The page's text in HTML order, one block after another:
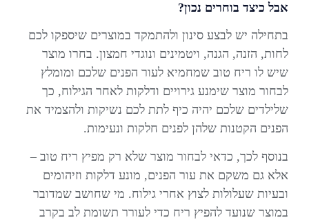
אבל כיצד בוחרים נכון?
בתחילה יש לבצע סינון ולהתמקד במוצרים שיספקו לכם
לחות, הזנה, הגנה, ויטמינים ונוגדי חמצון. בחרו מוצר
שיש לו ריח טוב שמחמיא לעור הפנים שלכם ומומלץ
לבחור מוצר שימנע גירויים ודלקות לאחר הגילוח, כך
שלילדים שלכם יהיה כיף לתת לכם נשיקות ולהצמיד את
הפנים הקטנות שלהן לפנים חלקות ונעימות.
בנוסף לכך, כדאי לבחור מוצר שלא רק מפיץ ריח טוב –
אלא גם משקם את עור הפנים, מונע דלקות וזיהומים
ובעיות שעלולות לצוץ אחרי גילוח. מי שחושב שמדובר
במוצר שנועד להפיץ ריח כדי לעורר תשומת לב בקרב